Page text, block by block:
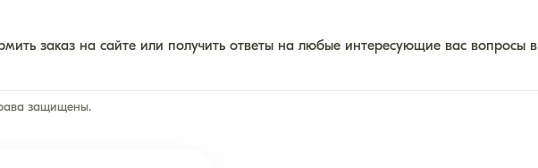
заказ на сайте или получить ответы на любые интересующие вас вопросы в
защищены.